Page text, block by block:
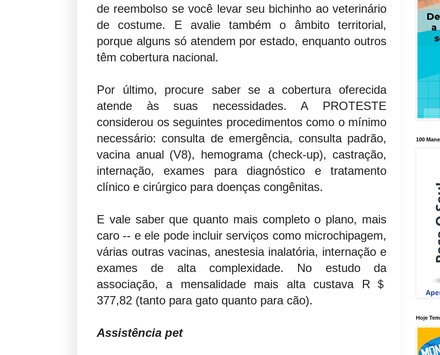
de reembolso se você levar seu bichinho ao veterinário
de costume. E avalie também o âmbito territorial,
porque alguns só atendem por estado, enquanto outros
têm cobertura nacional.
Por último, procure saber se a cobertura oferecida
atende às suas necessidades. A PROTESTE
considerou os seguintes procedimentos como o mínimo
necessário: consulta de emergência, consulta padrão,
vacina anual (V8), hemograma (check-up), castração,
internação, exames para diagnóstico e tratamento
clínico e cirúrgico para doenças congênitas.
E vale saber que quanto mais completo o plano, mais
caro -- e ele pode incluir serviços como microchipagem,
várias outras vacinas, anestesia inalatória, internação e
exames de alta complexidade. No estudo da
associação, a mensalidade mais alta custava R＄
377,82 (tanto para gato quanto para cão).
Assistência pet
100
Hoje